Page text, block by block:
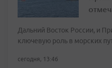
Дальний Восток России, и
ключевую роль в морских
сегодня, 13:46